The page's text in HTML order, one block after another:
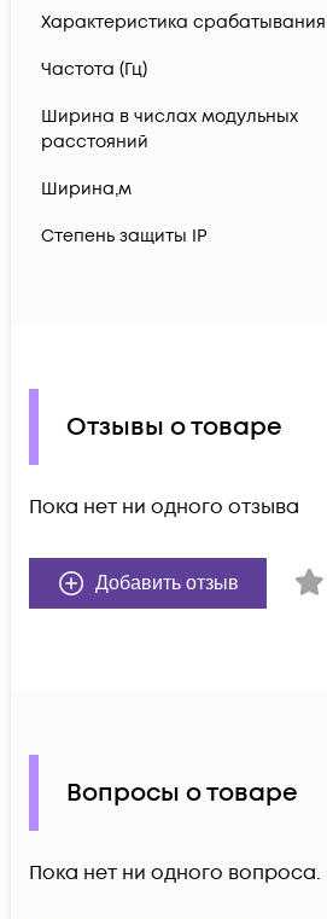
Характеристика срабатывания
Частота (Гц)
Ширина в числах модульных
расстояний
Ширина,м
Степень защиты IP
Отзывы о товаре
Пока нет ни одного отзыва
Добавить отзыв
Вопросы о товаре
Пока нет ни одного вопроса.